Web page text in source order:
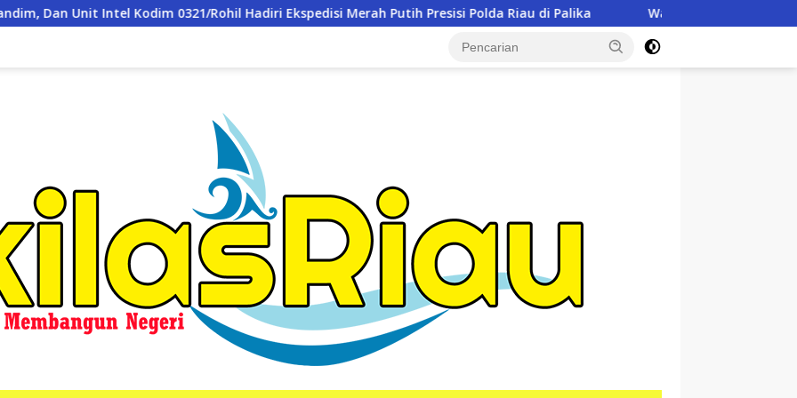
Hadiri Ekspedisi Merah Putih Presisi Polda Riau di Palika Wakili Dandim, Pasi Pers Kodim 0321/Rohil Hadiri Upacara